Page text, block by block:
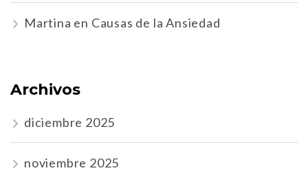
Martina en Causas de la Ansiedad
Archivos
diciembre 2025
noviembre 2025